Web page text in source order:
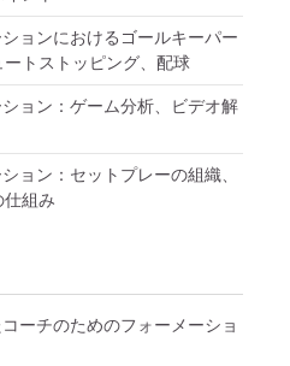
ョンにおけるゴールキーパー
トストッピング、配球
ョン：ゲーム分析、ビデオ解
ョン：セットプレーの組織、
組み
ーチのためのフォーメーショ